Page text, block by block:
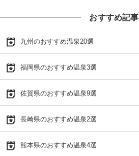
おすすめ記事
九州のおすすめ温泉20選
福岡県のおすすめ温泉3選
佐賀県のおすすめ温泉9選
長崎県のおすすめ温泉2選
熊本県のおすすめ温泉4選